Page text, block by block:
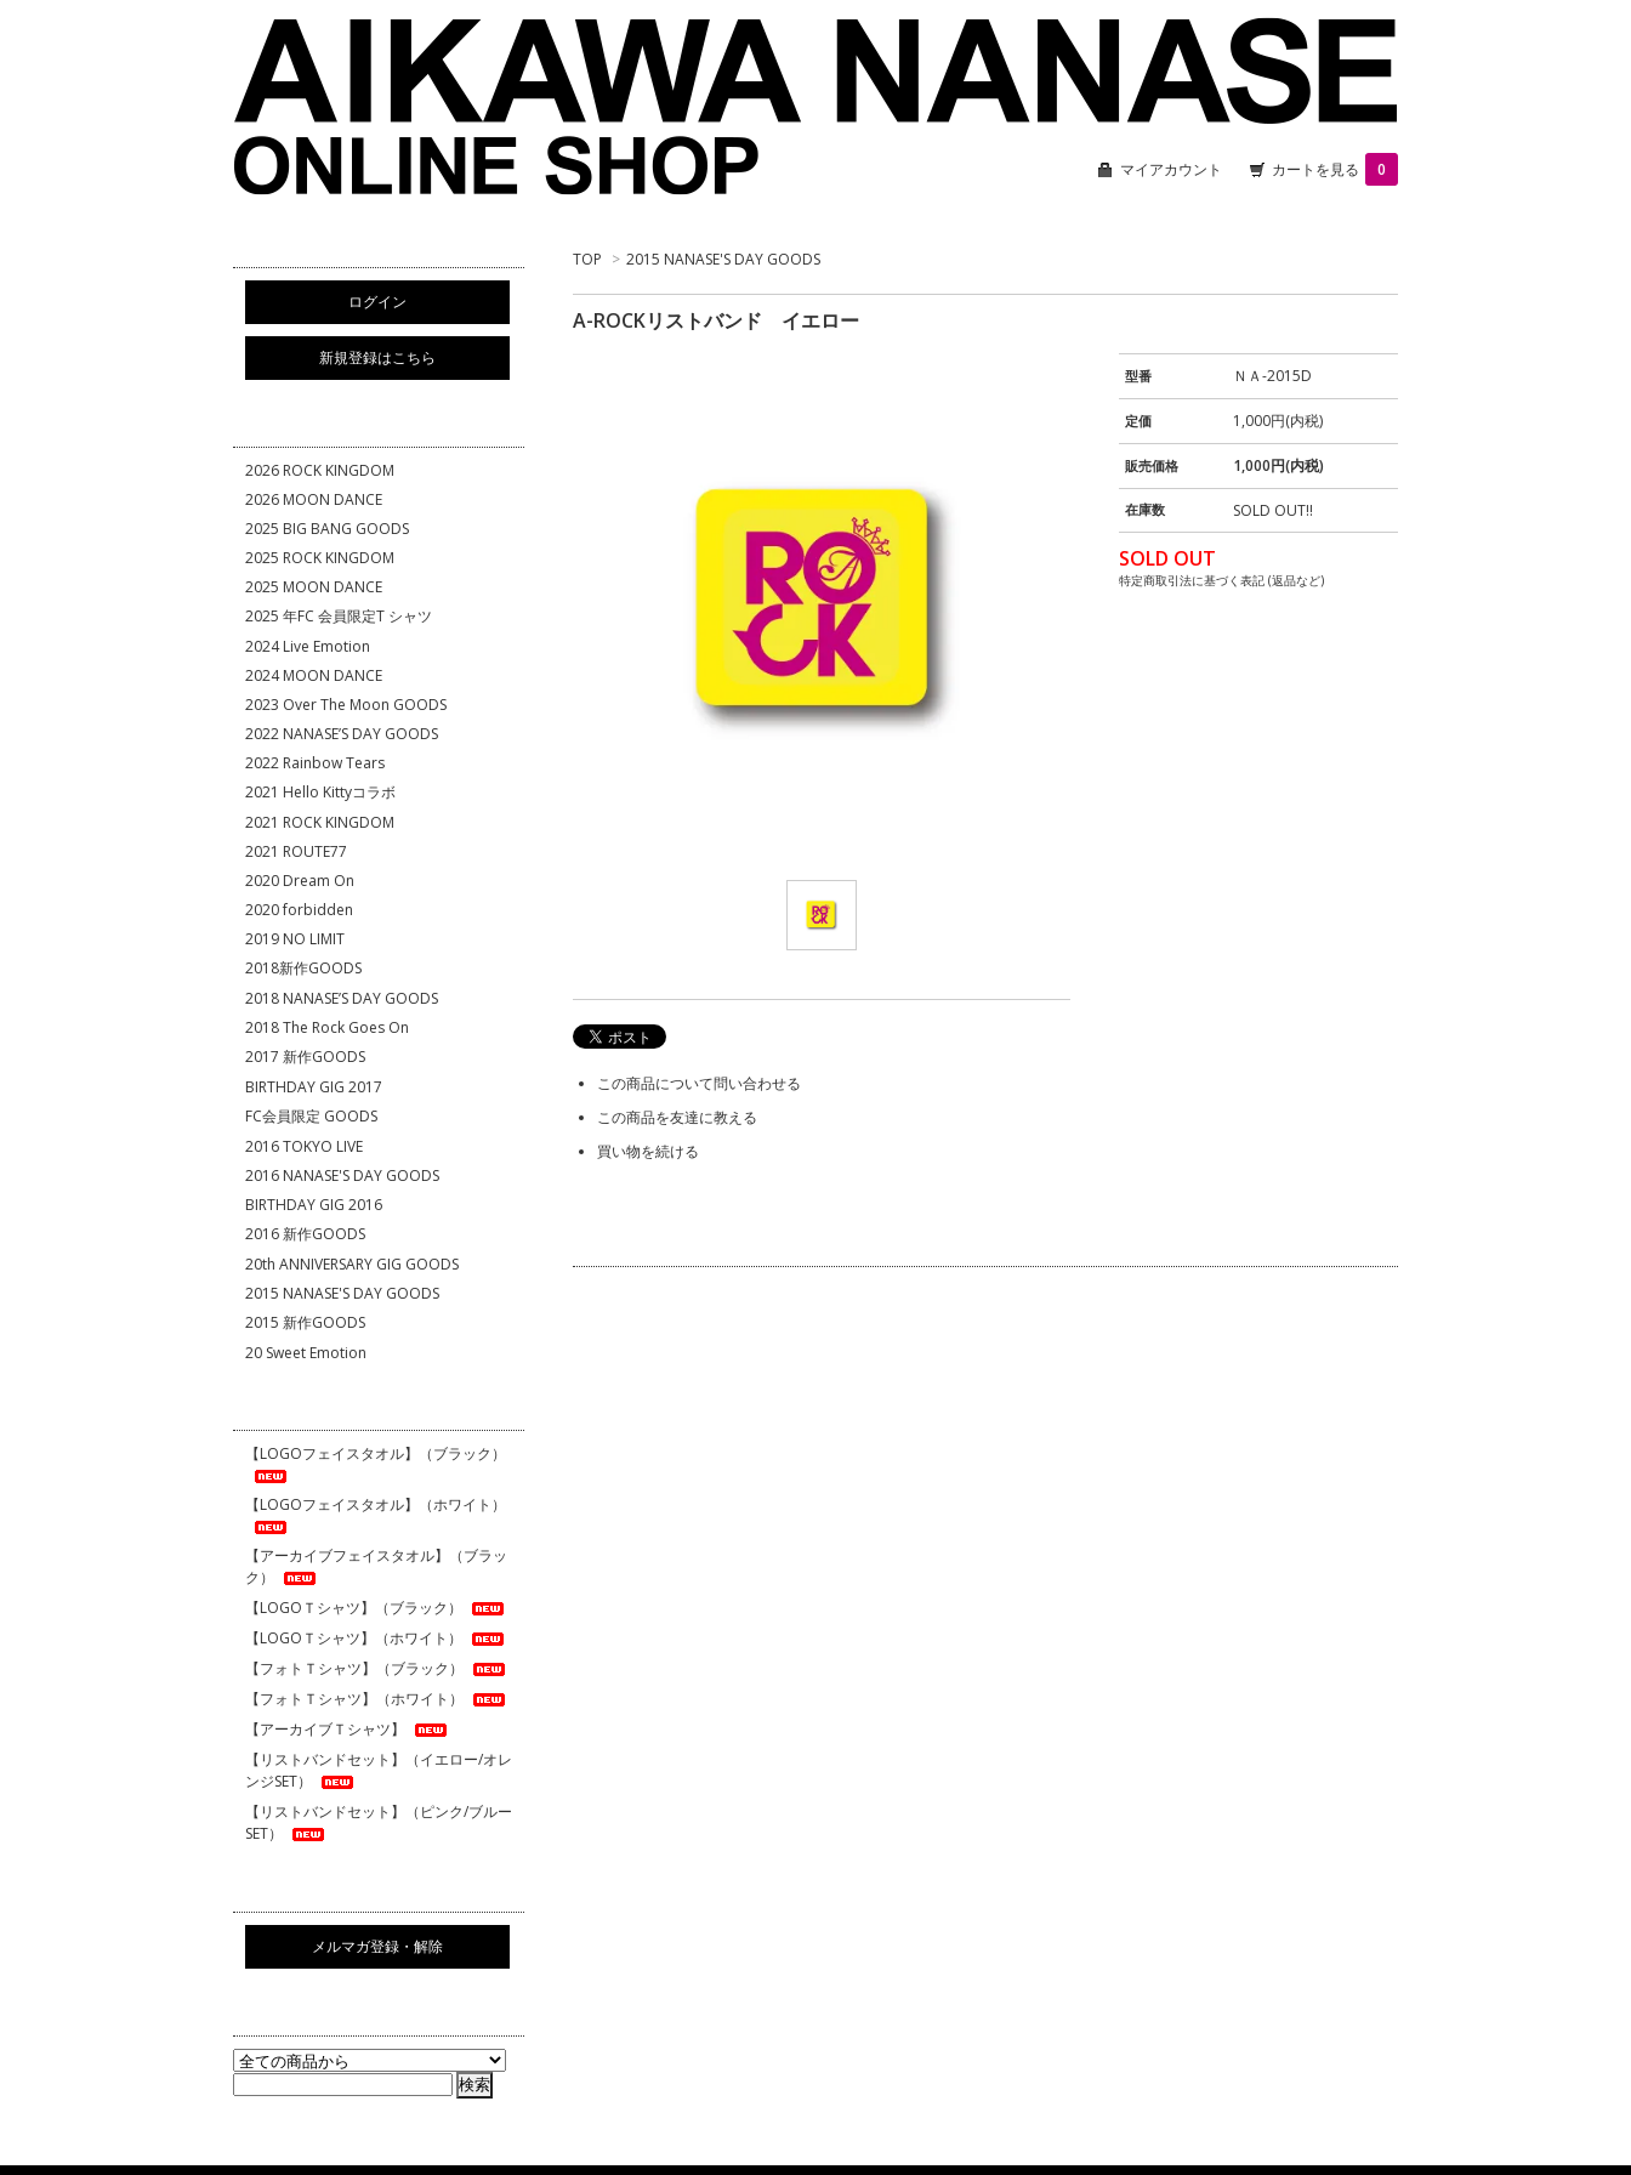
マイアカウント カートを見る 0
TOP > 2015 NANASE'S DAY GOODS
A-ROCKリストバンド イエロー
型番 ＮＡ-2015D
定価 1,000円(内税)
販売価格 1,000円(内税)
在庫数 SOLD OUT!!
SOLD OUT
特定商取引法に基づく表記 (返品など)
この商品について問い合わせる
この商品を友達に教える
買い物を続ける
ログイン
新規登録はこちら
2026 ROCK KINGDOM
2026 MOON DANCE
2025 BIG BANG GOODS
2025 ROCK KINGDOM
2025 MOON DANCE
2025 年FC 会員限定T シャツ
2024 Live Emotion
2024 MOON DANCE
2023 Over The Moon GOODS
2022 NANASE’S DAY GOODS
2022 Rainbow Tears
2021 Hello Kittyコラボ
2021 ROCK KINGDOM
2021 ROUTE77
2020 Dream On
2020 forbidden
2019 NO LIMIT
2018新作GOODS
2018 NANASE’S DAY GOODS
2018 The Rock Goes On
2017 新作GOODS
BIRTHDAY GIG 2017
FC会員限定 GOODS
2016 TOKYO LIVE
2016 NANASE'S DAY GOODS
BIRTHDAY GIG 2016
2016 新作GOODS
20th ANNIVERSARY GIG GOODS
2015 NANASE'S DAY GOODS
2015 新作GOODS
20 Sweet Emotion
【LOGOフェイスタオル】（ブラック）
【LOGOフェイスタオル】（ホワイト）
【アーカイブフェイスタオル】（ブラッ
ク）
【LOGOＴシャツ】（ブラック）
【LOGOＴシャツ】（ホワイト）
【フォトＴシャツ】（ブラック）
【フォトＴシャツ】（ホワイト）
【アーカイブＴシャツ】
【リストバンドセット】（イエロー/オレ
ンジSET）
【リストバンドセット】（ピンク/ブルー
SET）
メルマガ登録・解除